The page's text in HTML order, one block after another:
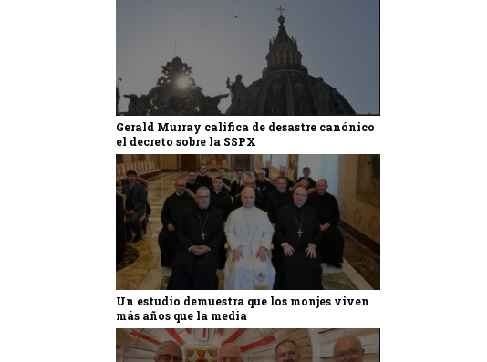
Gerald Murray califica de desastre canónico
el decreto sobre la SSPX
Un estudio demuestra que los monjes viven
más años que la media